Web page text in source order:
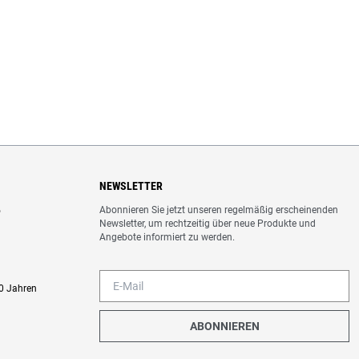
Jahren
NEWSLETTER
Abonnieren Sie jetzt unseren regelmäßig erscheinenden
Newsletter, um rechtzeitig über neue Produkte und
Angebote informiert zu werden.
ABONNIEREN